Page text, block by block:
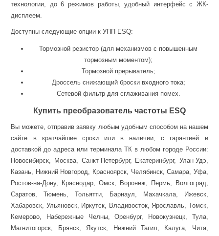
технологии, до 6 режимов работы, удобный интерфейс с ЖК-
дисплеем.
Доступны следующие опции к УПП ESQ:
Тормозной резистор (для механизмов с повышенным
тормозным моментом);
Тормозной прерыватель;
Дроссель снижающий броски входного тока;
Сетевой фильтр для сглаживания помех.
Купить преобразователь частоты ESQ
Вы можете, отправив заявку любым удобным способом на нашем
сайте в кратчайшие сроки или в наличии, с гарантией и
доставкой до адреса или терминала ТК в любом городе России:
Новосибирск, Москва, Санкт-Петербург, Екатеринбург, Улан-Удэ,
Казань, Нижний Новгород, Красноярск, Челябинск, Самара, Уфа,
Ростов-на-Дону, Краснодар, Омск, Воронеж, Пермь, Волгоград,
Саратов, Тюмень, Тольятти, Барнаул, Махачкала, Ижевск,
Хабаровск, Ульяновск, Иркутск, Владивосток, Ярославль, Томск,
Кемерово, Набережные Челны, Оренбург, Новокузнецк, Тула,
Магнитогорск, Брянск, Якутск, Нижний Тагил, Калуга, Чита,